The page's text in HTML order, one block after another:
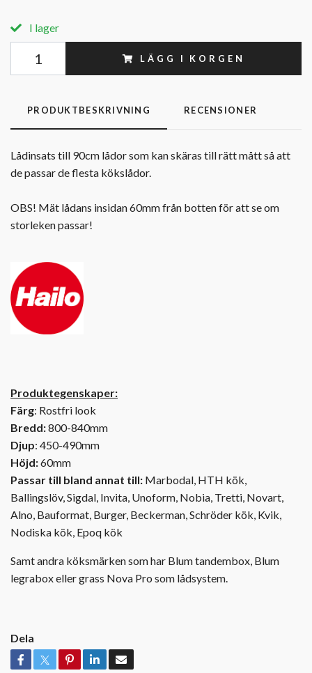
I lager
LÄGG I KORGEN
PRODUKTBESKRIVNING RECENSIONER
Lådinsats till 90cm lådor som kan skäras till rätt mått så att
de passar de flesta kökslådor.
OBS! Mät lådans insidan 60mm från botten för att se om
storleken passar!
Produktegenskaper:
Färg: Rostfri look
Bredd:800-840mm
Djup: 450-490mm
Höjd:60mm
Passar till bland annat till: Marbodal, HTH kök,
Ballingslöv, Sigdal, Invita, Unoform, Nobia, Tretti, Novart,
Alno, Bauformat, Burger, Beckerman, Schröder kök, Kvik,
Nodiska kök, Epoq kök
Samt andra köksmärken som har Blum tandembox, Blum
legrabox eller grass Nova Pro som lådsystem.
Dela